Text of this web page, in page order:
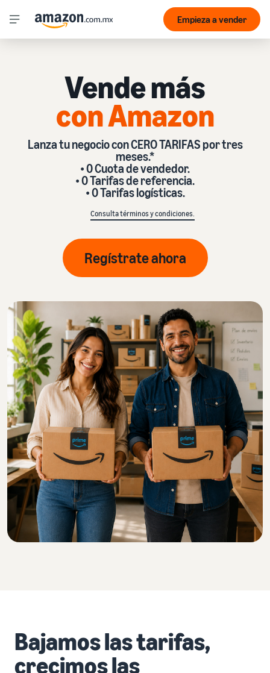
Empieza a vender
Vende más
con Amazon
Lanza tu negocio con CERO TARIFAS por tres
meses.*
• 0 Cuota de vendedor.
• 0 Tarifas de referencia.
• 0 Tarifas logísticas.
Consultatérminosycondiciones.
Regístrate ahora
Bajamos las tarifas,
crecimos las